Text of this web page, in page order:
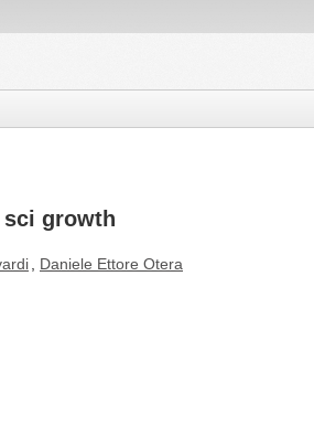
growth
Daniele Ettore Otera